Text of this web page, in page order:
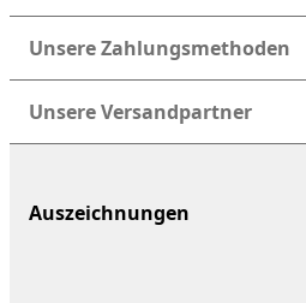
Unsere Zahlungsmethoden
Unsere Versandpartner
Auszeichnungen